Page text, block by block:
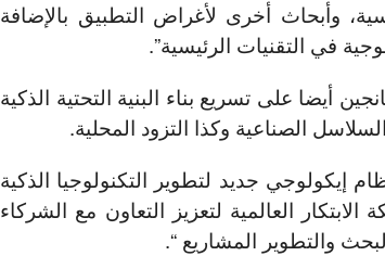
وأبحاث أخرى لأغراض التطبيق بالإضافة
في التقنيات الرئيسية”.
أيضا على تسريع بناء البنية التحتية الذكية
الصناعية وكذا التزود المحلية.
إيكولوجي جديد لتطوير التكنولوجيا الذكية
العالمية لتعزيز التعاون مع الشركاء
والتطوير المشاريع “.